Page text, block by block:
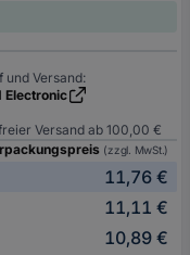
und Versand:
Electronic
Versand ab 100,00 €
(zzgl. MwSt.)
11,76 €
11,11 €
10,89 €